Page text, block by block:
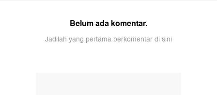
Belum ada komentar.
Jadilah yang pertama berkomentar di sini